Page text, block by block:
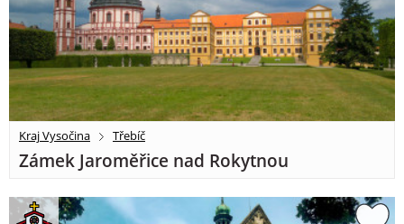
Kraj Vysočina Třebíč
Zámek Jaroměřice nad Rokytnou